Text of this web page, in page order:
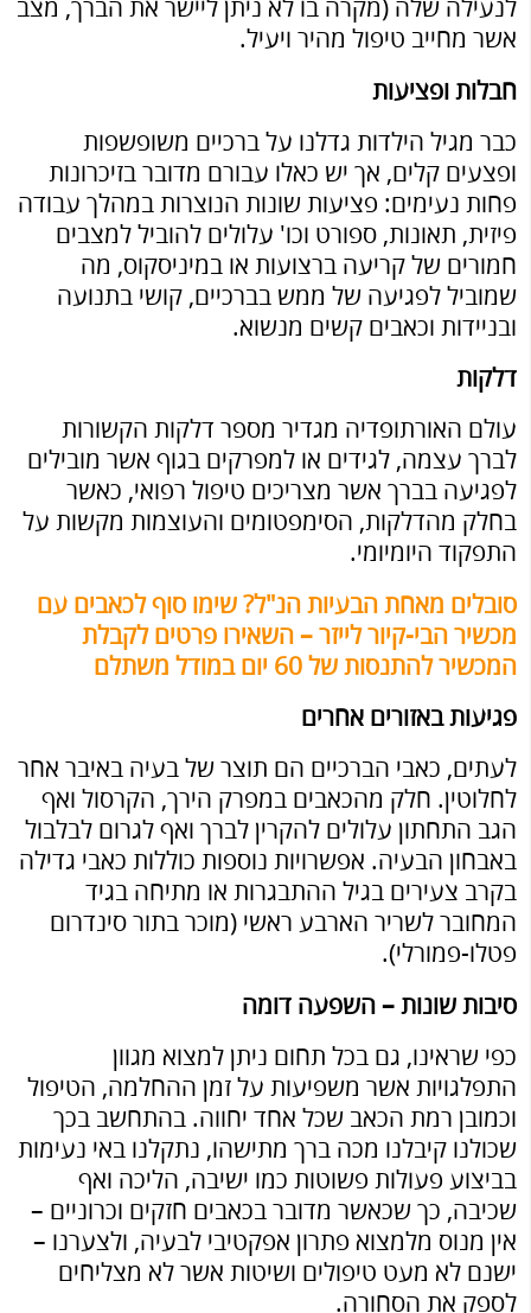
לנעילה שלה (מקרה בו לא ניתן ליישר את הברך, מצב
אשר מחייב טיפול מהיר ויעיל.
חבלות ופציעות
כבר מגיל הילדות גדלנו על ברכיים משופשפות
ופצעים קלים, אך יש כאלו עבורם מדובר בזיכרונות
פחות נעימים: פציעות שונות הנוצרות במהלך עבודה
פיזית, תאונות, ספורט וכו' עלולים להוביל למצבים
חמורים של קריעה ברצועות או במיניסקוס, מה
שמוביל לפגיעה של ממש בברכיים, קושי בתנועה
ובניידות וכאבים קשים מנשוא.
דלקות
עולם האורתופדיה מגדיר מספר דלקות הקשורות
לברך עצמה, לגידים או למפרקים בגוף אשר מובילים
לפגיעה בברך אשר מצריכים טיפול רפואי, כאשר
בחלק מהדלקות, הסימפטומים והעוצמות מקשות על
התפקוד היומיומי.
סובלים מאחת הבעיות הנ"ל? שימו סוף לכאבים עם
מכשיר הבי-קיור לייזר – השאירו פרטים לקבלת
המכשיר להתנסות של 60 יום במודל משתלם
פגיעות באזורים אחרים
לעתים, כאבי הברכיים הם תוצר של בעיה באיבר אחר
לחלוטין. חלק מהכאבים במפרק הירך, הקרסול ואף
הגב התחתון עלולים להקרין לברך ואף לגרום לבלבול
באבחון הבעיה. אפשרויות נוספות כוללות כאבי גדילה
בקרב צעירים בגיל ההתבגרות או מתיחה בגיד
המחובר לשריר הארבע ראשי (מוכר בתור סינדרום
פטלו-פמורלי).
סיבות שונות – השפעה דומה
כפי שראינו, גם בכל תחום ניתן למצוא מגוון
התפלגויות אשר משפיעות על זמן ההחלמה, הטיפול
וכמובן רמת הכאב שכל אחד יחווה. בהתחשב בכך
שכולנו קיבלנו מכה ברך מתישהו, נתקלנו באי נעימות
בביצוע פעולות פשוטות כמו ישיבה, הליכה ואף
שכיבה, כך שכאשר מדובר בכאבים חזקים וכרוניים –
אין מנוס מלמצוא פתרון אפקטיבי לבעיה, ולצערנו –
ישנם לא מעט טיפולים ושיטות אשר לא מצליחים
לספק את הסחורה.